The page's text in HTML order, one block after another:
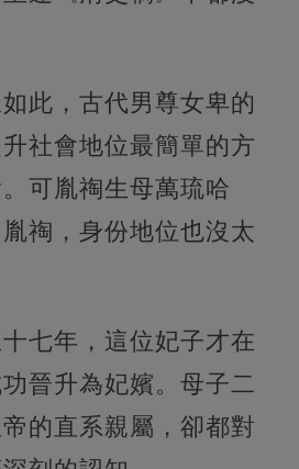
此，古代男尊女卑的
社會地位最簡單的方
可胤祹生母萬琉哈
祹，身份地位也沒太
七年，這位妃子才在
晉升為妃嬪。母子二
的直系親屬，卻都對